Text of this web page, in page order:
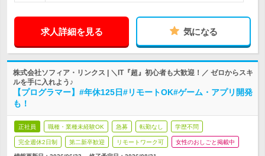
求人詳細を見る 気になる
株式会社ソフィア・リンクス | ＼IT『超』初心者も大歓迎！／ ゼロからスキ
ルを手に入れよう♪
【プログラマー】#年休125日#リモートOK#ゲーム・アプリ開発
も！
正社員 職種・業種未経験OK 急募 転勤なし 学歴不問
完全週休2日制 第二新卒歓迎 リモートワーク可 女性のおしごと掲載中